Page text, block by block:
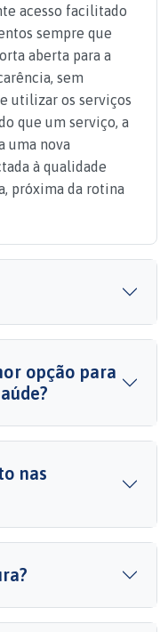
acesso facilitado
sempre que
aberta para a
sem
utilizar os serviços
que um serviço, a
uma nova
à qualidade
próxima da rotina
opção para
nas